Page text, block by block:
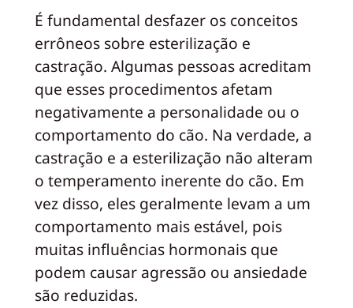
É fundamental desfazer os conceitos
errôneos sobre esterilização e
castração. Algumas pessoas acreditam
que esses procedimentos afetam
negativamente a personalidade ou o
comportamento do cão. Na verdade, a
castração e a esterilização não alteram
o temperamento inerente do cão. Em
vez disso, eles geralmente levam a um
comportamento mais estável, pois
muitas influências hormonais que
podem causar agressão ou ansiedade
são reduzidas.